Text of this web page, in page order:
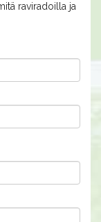
raviradoilla ja